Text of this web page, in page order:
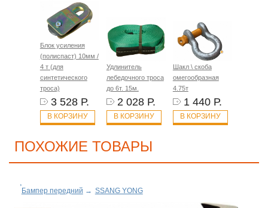
Блок усиления
(полиспаст) 10мм /
4 т (для
синтетического
троса)
3 528 Р.
В КОРЗИНУ
Удлинитель
лебедочного троса
до 6т. 15м.
2 028 Р.
В КОРЗИНУ
Шакл \ скоба
омегообразная
4.75т
1 440 Р.
В КОРЗИНУ
ПОХОЖИЕ ТОВАРЫ
Бампер передний → SSANG YONG